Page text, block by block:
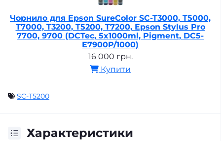
Чорнило для Epson SureColor SC-T3000, T5000,
T7000, T3200, T5200, T7200, Epson Stylus Pro
7700, 9700 (DCTec, 5x1000ml, Pigment, DC5-
E7900P/1000)
16 000 грн.
Купити
SC-T5200
Характеристики